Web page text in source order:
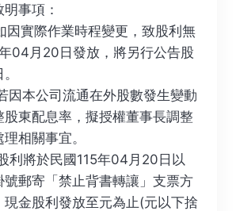
事項：
因實際作業時程變更，致股利無
04月20日發放，將另行公告股
因本公司流通在外股數發生變動
股東配息率，擬授權董事長調整
相關事宜。
利將於民國115年04月20日以
號郵寄「禁止背書轉讓」支票方
現金股利發放至元為止(元以下捨